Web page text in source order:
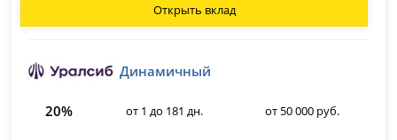
Открыть вклад
Динамичный
20% от 1 до 181 дн. от 50 000 руб.